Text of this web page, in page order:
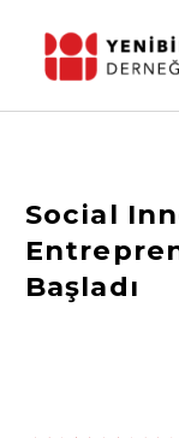
Social
Başladı